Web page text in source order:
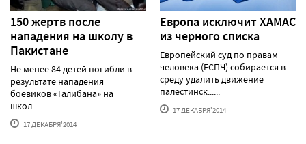
150 жертв после
нападения на школу в
Пакистане
Не менее 84 детей погибли в
результате нападения
боевиков «Талибана» на
школ......
17 ДЕКАБРЯ'2014
Европа исключит ХАМАС
из черного списка
Европейский суд по правам
человека (ЕСПЧ) собирается в
среду удалить движение
палестинск......
17 ДЕКАБРЯ'2014